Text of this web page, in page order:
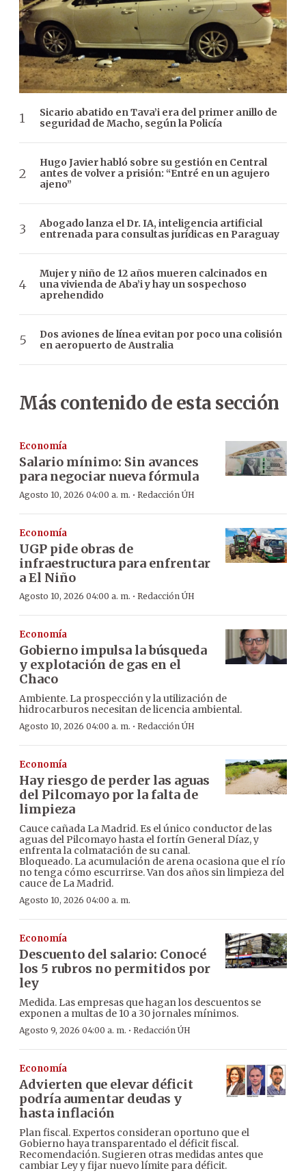
Sicario abatido en Tava’i era del primer anillo de
seguridad de Macho, según la Policía
Hugo Javier habló sobre su gestión en Central
antes de volver a prisión: “Entré en un agujero
ajeno”
Abogado lanza el Dr. IA, inteligencia artificial
entrenada para consultas jurídicas en Paraguay
Mujer y niño de 12 años mueren calcinados en
una vivienda de Aba’i y hay un sospechoso
aprehendido
Dos aviones de línea evitan por poco una colisión
en aeropuerto de Australia
Más contenido de esta sección
Economía
Salario mínimo: Sin avances
para negociar nueva fórmula
Agosto 10, 2026 04:00 a. m. · Redacción ÚH
Economía
UGP pide obras de
infraestructura para enfrentar
a El Niño
Agosto 10, 2026 04:00 a. m. · Redacción ÚH
Economía
Gobierno impulsa la búsqueda
y explotación de gas en el
Chaco
Ambiente. La prospección y la utilización de
hidrocarburos necesitan de licencia ambiental.
Agosto 10, 2026 04:00 a. m. · Redacción ÚH
Economía
Hay riesgo de perder las aguas
del Pilcomayo por la falta de
limpieza
Cauce cañada La Madrid. Es el único conductor de las
aguas del Pilcomayo hasta el fortín General Díaz, y
enfrenta la colmatación de su canal.
Bloqueado. La acumulación de arena ocasiona que el río
no tenga cómo escurrirse. Van dos años sin limpieza del
cauce de La Madrid.
Agosto 10, 2026 04:00 a. m.
Economía
Descuento del salario: Conocé
los 5 rubros no permitidos por
ley
Medida. Las empresas que hagan los descuentos se
exponen a multas de 10 a 30 jornales mínimos.
Agosto 9, 2026 04:00 a. m. · Redacción ÚH
Economía
Advierten que elevar déficit
podría aumentar deudas y
hasta inflación
Plan fiscal. Expertos consideran oportuno que el
Gobierno haya transparentado el déficit fiscal.
Recomendación. Sugieren otras medidas antes que
cambiar Ley y fijar nuevo límite para déficit.